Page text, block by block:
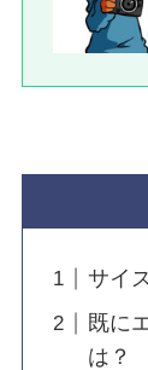
サイ
既に
は？